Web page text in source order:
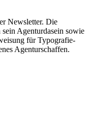
Newsletter. Die
Agenturdasein sowie
für Typografie-
Agenturschaffen.